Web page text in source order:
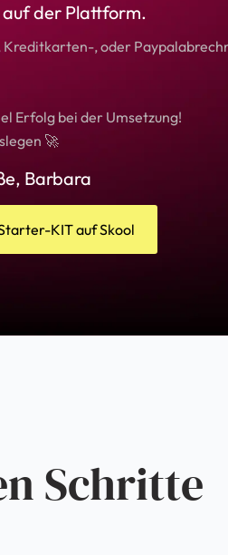
der Plattform.
Kreditkarten-, oder
Erfolg bei der Umsetzung!
🚀
Barbara
KIT auf Skool
Schritte